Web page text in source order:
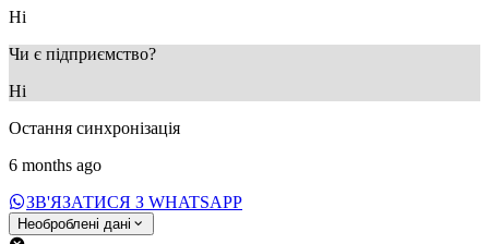
Ні
Чи є підприємство?
Ні
Остання синхронізація
6 months ago
ЗВ'ЯЗАТИСЯ З WHATSAPP
Необроблені дані